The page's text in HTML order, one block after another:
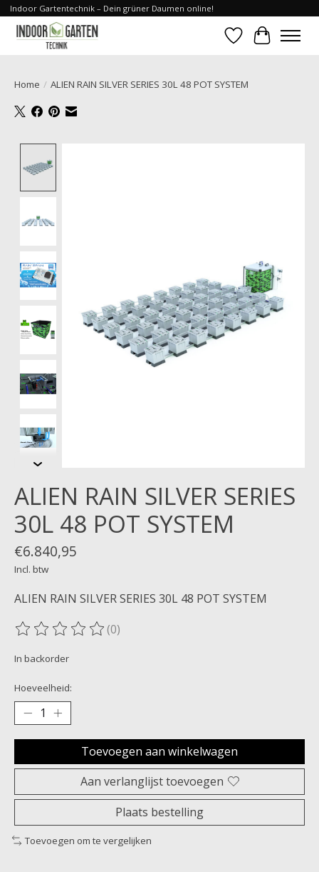
Indoor Gartentechnik – Dein grüner Daumen online!
Verlanglijst
Home / ALIEN RAIN SILVER SERIES 30L 48 POT SYSTEM
ALIEN RAIN SILVER SERIES
30L 48 POT SYSTEM
€6.840,95
Incl. btw
ALIEN RAIN SILVER SERIES 30L 48 POT SYSTEM
De beoordeling van dit product is
(0)
In backorder
Hoeveelheid:
Toevoegen aan winkelwagen
Aan verlanglijst toevoegen
Plaats bestelling
Toevoegen om te vergelijken